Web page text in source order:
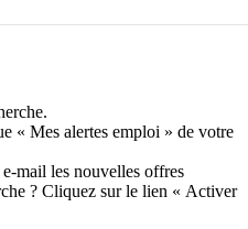
« Mes alertes emploi » de votre
mail les nouvelles offres
? Cliquez sur le lien « Activer